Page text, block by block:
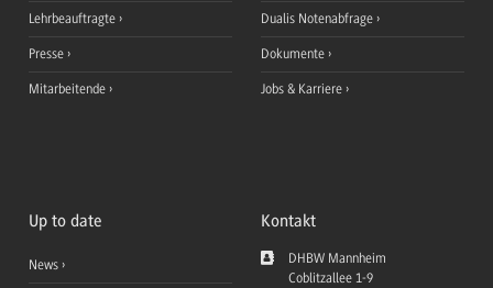
Lehrbeauftragte
Presse
Mitarbeitende
Dualis Notenabfrage
Dokumente
Jobs & Karriere
Up to date
News
Kontakt
DHBW Mannheim
Coblitzallee 1-9